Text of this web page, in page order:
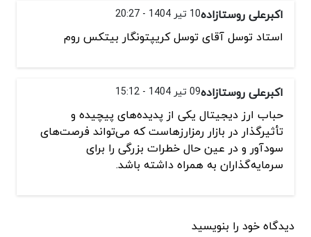
اکبرعلی روستازاده10 تیر 1404 - 20:27
استاد توسل آقای توسل کریپتونگار بیتکس روم
اکبرعلی روستازاده09 تیر 1404 - 15:12
حباب ارز دیجیتال یکی از پدیده‌های پیچیده و
تأثیرگذار در بازار رمزارزهاست که می‌تواند فرصت‌های
سودآور و در عین حال خطرات بزرگی را برای
سرمایه‌گذاران به همراه داشته باشد.
دیدگاه خود را بنویسید